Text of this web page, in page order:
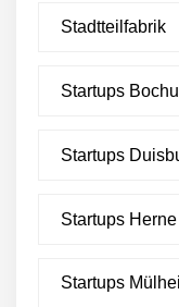
Stadtteilfabrik
Startups
Startups
Startups Herne
Startups